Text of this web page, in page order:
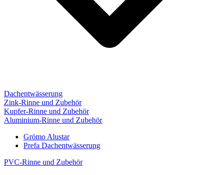
Dachentwässerung
Zink-Rinne und Zubehör
Kupfer-Rinne und Zubehör
Aluminium-Rinne und Zubehör
Grömo Alustar
Prefa Dachentwässerung
PVC-Rinne und Zubehör